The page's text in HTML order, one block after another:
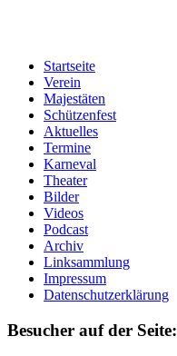
Startseite
Verein
Majestäten
Schützenfest
Aktuelles
Termine
Karneval
Theater
Bilder
Videos
Podcast
Archiv
Linksammlung
Impressum
Datenschutzerklärung
Besucher auf der Seite: